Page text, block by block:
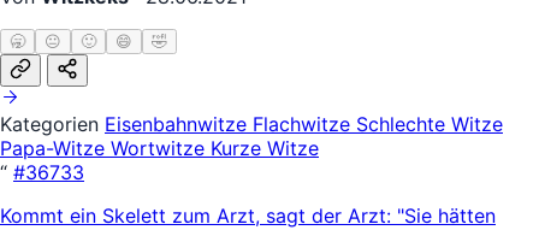
🥱 😐 🙂 😄 🤣
Kategorien Eisenbahnwitze Flachwitze Schlechte Witze
Papa-Witze Wortwitze Kurze Witze
“ #36733
Kommt ein Skelett zum Arzt, sagt der Arzt: "Sie hätten